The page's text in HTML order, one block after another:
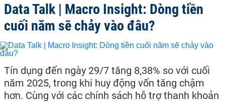
Data Talk | Macro Insight: Dòng tiền
cuối năm sẽ chảy vào đâu?
Tín dụng đến ngày 29/7 tăng 8,38% so với cuối
năm 2025, trong khi huy động vốn tăng chậm
hơn. Cùng với các chính sách hỗ trợ thanh khoản